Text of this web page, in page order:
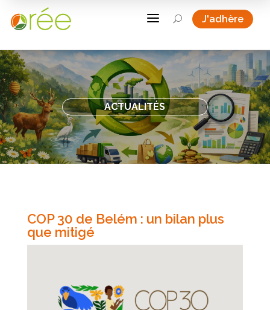
a U J'adhère
ACTUALITÉS
COP 30 de Belém : un bilan plus
que mitigé